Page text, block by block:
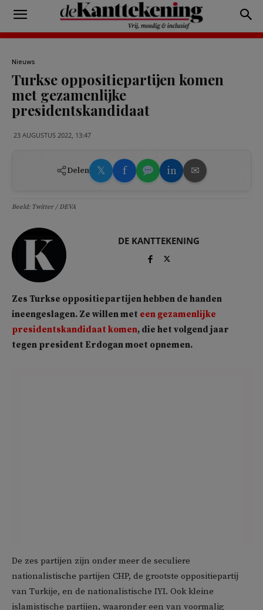
Nieuws
Turkse oppositiepartijen komen
met gezamenlijke
presidentskandidaat
23 AUGUSTUS 2022, 13:47
Delen 𝕏 f in ✉
Beeld: Twitter / DEVA
DE KANTTEKENING
Zes Turkse oppositiepartijen hebben de handen
ineengeslagen. Ze willen met een gezamenlijke
presidentskandidaat komen, die het volgend jaar
tegen president Erdogan moet opnemen.
De zes partijen zijn onder meer de seculiere
nationalistische partijen CHP, de grootste oppositiepartij
van Turkije, en de nationalistische IYI. Ook kleine
islamistische partijen, waaronder een van voormalig